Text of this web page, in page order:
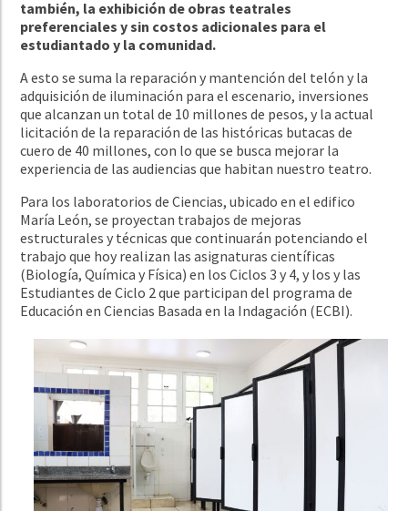
también, la exhibición de obras teatrales
preferenciales y sin costos adicionales para el
estudiantado y la comunidad.
A esto se suma la reparación y mantención del telón y la
adquisición de iluminación para el escenario, inversiones
que alcanzan un total de 10 millones de pesos, y la actual
licitación de la reparación de las históricas butacas de
cuero de 40 millones, con lo que se busca mejorar la
experiencia de las audiencias que habitan nuestro teatro.
Para los laboratorios de Ciencias, ubicado en el edifico
María León, se proyectan trabajos de mejoras
estructurales y técnicas que continuarán potenciando el
trabajo que hoy realizan las asignaturas científicas
(Biología, Química y Física) en los Ciclos 3 y 4, y los y las
Estudiantes de Ciclo 2 que participan del programa de
Educación en Ciencias Basada en la Indagación (ECBI).